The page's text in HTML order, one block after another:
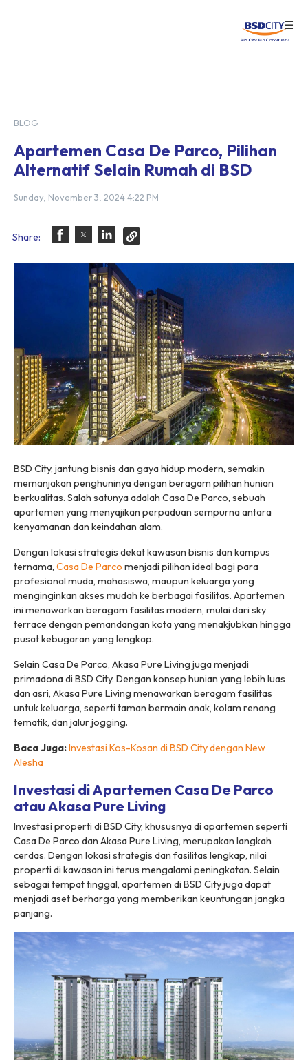
☰
BLOG
Apartemen Casa De Parco, Pilihan
Alternatif Selain Rumah di BSD
Sunday, November 3, 2024 4:22 PM
Share:
BSD City, jantung bisnis dan gaya hidup modern, semakin
memanjakan penghuninya dengan beragam pilihan hunian
berkualitas. Salah satunya adalah Casa De Parco, sebuah
apartemen yang menyajikan perpaduan sempurna antara
kenyamanan dan keindahan alam.
Dengan lokasi strategis dekat kawasan bisnis dan kampus
ternama, Casa De Parco menjadi pilihan ideal bagi para
profesional muda, mahasiswa, maupun keluarga yang
menginginkan akses mudah ke berbagai fasilitas. Apartemen
ini menawarkan beragam fasilitas modern, mulai dari sky
terrace dengan pemandangan kota yang menakjubkan hingga
pusat kebugaran yang lengkap.
Selain Casa De Parco, Akasa Pure Living juga menjadi
primadona di BSD City. Dengan konsep hunian yang lebih luas
dan asri, Akasa Pure Living menawarkan beragam fasilitas
untuk keluarga, seperti taman bermain anak, kolam renang
tematik, dan jalur jogging.
Baca Juga:Investasi Kos-Kosan di BSD City dengan New
Alesha
Investasi di Apartemen Casa De Parco
atau Akasa Pure Living
Investasi properti di BSD City, khususnya di apartemen seperti
Casa De Parco dan Akasa Pure Living, merupakan langkah
cerdas. Dengan lokasi strategis dan fasilitas lengkap, nilai
properti di kawasan ini terus mengalami peningkatan. Selain
sebagai tempat tinggal, apartemen di BSD City juga dapat
menjadi aset berharga yang memberikan keuntungan jangka
panjang.